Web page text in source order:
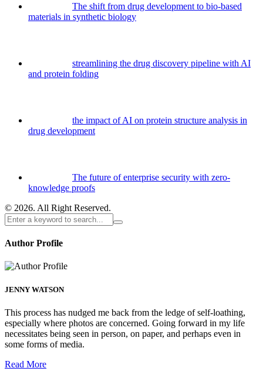
The shift from drug development to bio-based
materials in synthetic biology
streamlining the drug discovery pipeline with AI
and protein folding
the impact of AI on protein structure analysis in
drug development
The future of enterprise security with zero-
knowledge proofs
© 2026. All Right Reserved.
Author Profile
JENNY WATSON
This process has nudged me back from the ledge of self-loathing,
especially where photos are concerned. Going forward in my life
necessitates being seen in person, on paper, and perhaps even in
some forms of media.
Read More